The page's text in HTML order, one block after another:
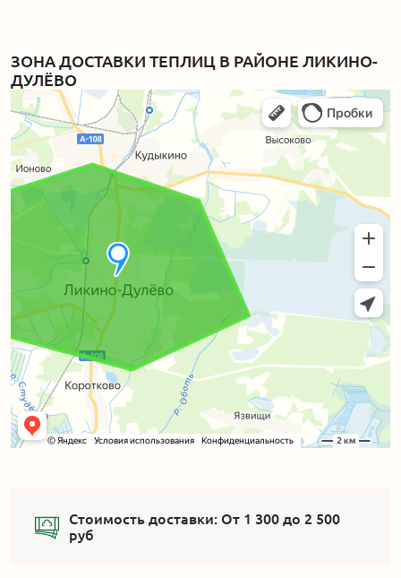
ЗОНА ДОСТАВКИ ТЕПЛИЦ В РАЙОНЕ ЛИКИНО-
ДУЛЁВО
Стоимость доставки: От 1 300 до 2 500
руб